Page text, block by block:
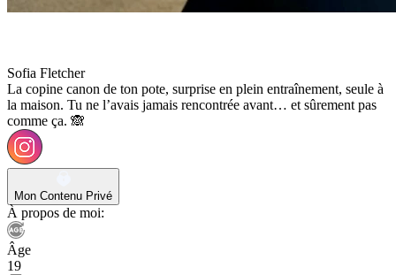
Sofia Fletcher
La copine canon de ton pote, surprise en plein entraînement, seule à
la maison. Tu ne l’avais jamais rencontrée avant… et sûrement pas
comme ça. 🙈
Mon Contenu Privé
À propos de moi:
Âge
19